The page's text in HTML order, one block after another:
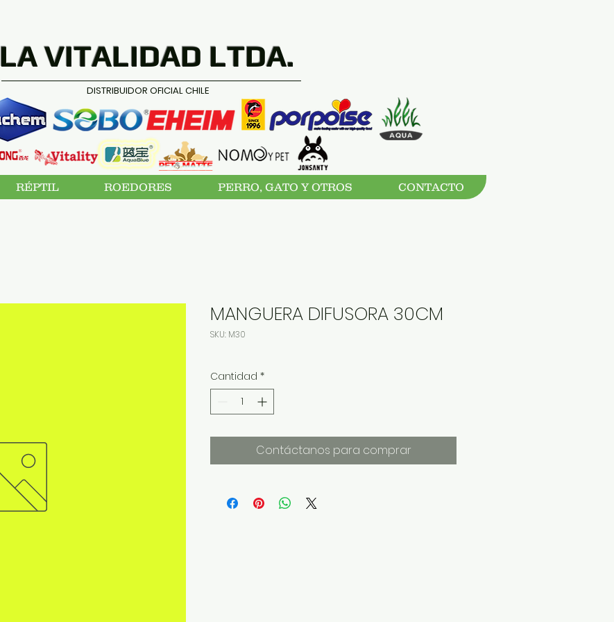
LA VITALIDAD LTDA.
DISTRIBUIDOR OFICIAL CHILE
RÉPTIL ROEDORES PERRO, GATO Y OTROS CONTACTO
MANGUERA DIFUSORA 30CM
SKU: M30
Cantidad *
Contáctanos para comprar